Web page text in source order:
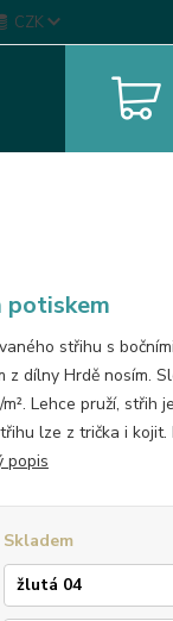
CZK
potiskem
střihu s
dílny Hrdě nosím.
Lehce pruží, střih
lze z trička i kojit.
popis
Skladem